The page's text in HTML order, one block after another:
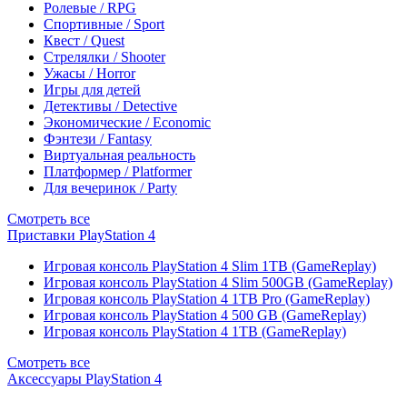
Ролевые / RPG
Спортивные / Sport
Квест / Quest
Стрелялки / Shooter
Ужасы / Horror
Игры для детей
Детективы / Detective
Экономические / Economic
Фэнтези / Fantasy
Виртуальная реальность
Платформер / Platformer
Для вечеринок / Party
Смотреть все
Приставки PlayStation 4
Игровая консоль PlayStation 4 Slim 1TB (GameReplay)
Игровая консоль PlayStation 4 Slim 500GB (GameReplay)
Игровая консоль PlayStation 4 1TB Pro (GameReplay)
Игровая консоль PlayStation 4 500 GB (GameReplay)
Игровая консоль PlayStation 4 1TB (GameReplay)
Смотреть все
Аксессуары PlayStation 4